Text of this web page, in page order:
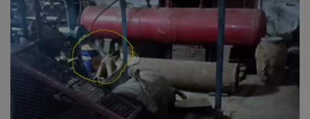
Language
English Hiindi